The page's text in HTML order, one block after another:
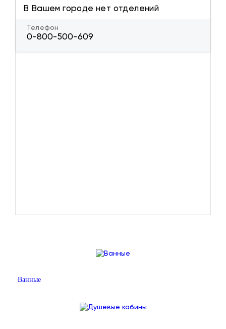
В Вашем городе нет отделений
Телефон
0-800-500-609
Ванные